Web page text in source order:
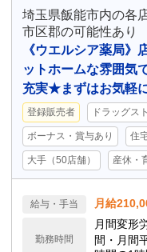
埼玉県飯能市内の各
市区郡の可能性あり
《ウエルシア薬局
ットホームな雰囲気
充実★まずはお気軽
登録販売者 ドラッグス
ボーナス・賞与あり 住
大手（50店舗） 産休・
給与・手当 月給
勤務時間
月間変形
間・月間